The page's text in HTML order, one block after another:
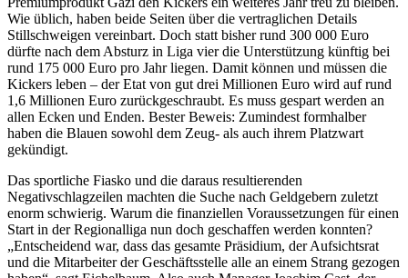
Wie üblich, haben beide Seiten über die vertraglichen Details
Stillschweigen vereinbart. Doch statt bisher rund 300 000 Euro
dürfte nach dem Absturz in Liga vier die Unterstützung künftig bei
rund 175 000 Euro pro Jahr liegen. Damit können und müssen die
Kickers leben – der Etat von gut drei Millionen Euro wird auf rund
1,6 Millionen Euro zurückgeschraubt. Es muss gespart werden an
allen Ecken und Enden. Bester Beweis: Zumindest formhalber
haben die Blauen sowohl dem Zeug- als auch ihrem Platzwart
gekündigt.
Das sportliche Fiasko und die daraus resultierenden
Negativschlagzeilen machten die Suche nach Geldgebern zuletzt
enorm schwierig. Warum die finanziellen Voraussetzungen für einen
Start in der Regionalliga nun doch geschaffen werden konnten?
„Entscheidend war, dass das gesamte Präsidium, der Aufsichtsrat
und die Mitarbeiter der Geschäftsstelle alle an einem Strang gezogen